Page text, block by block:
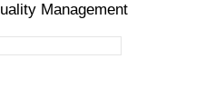
Management